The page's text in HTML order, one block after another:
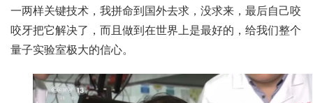
一两样关键技术，我拼命到国外去求，没求来，最后自己咬
咬牙把它解决了，而且做到在世界上是最好的，给我们整个
量子实验室极大的信心。